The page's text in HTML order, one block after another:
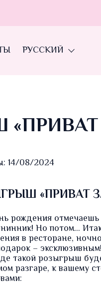
РУССКИЙ
14/08/2024
«ПРИВАТ
рождения
Но потом…
в ресторане,
–
такой розыгрыш
разгаре, к вашему